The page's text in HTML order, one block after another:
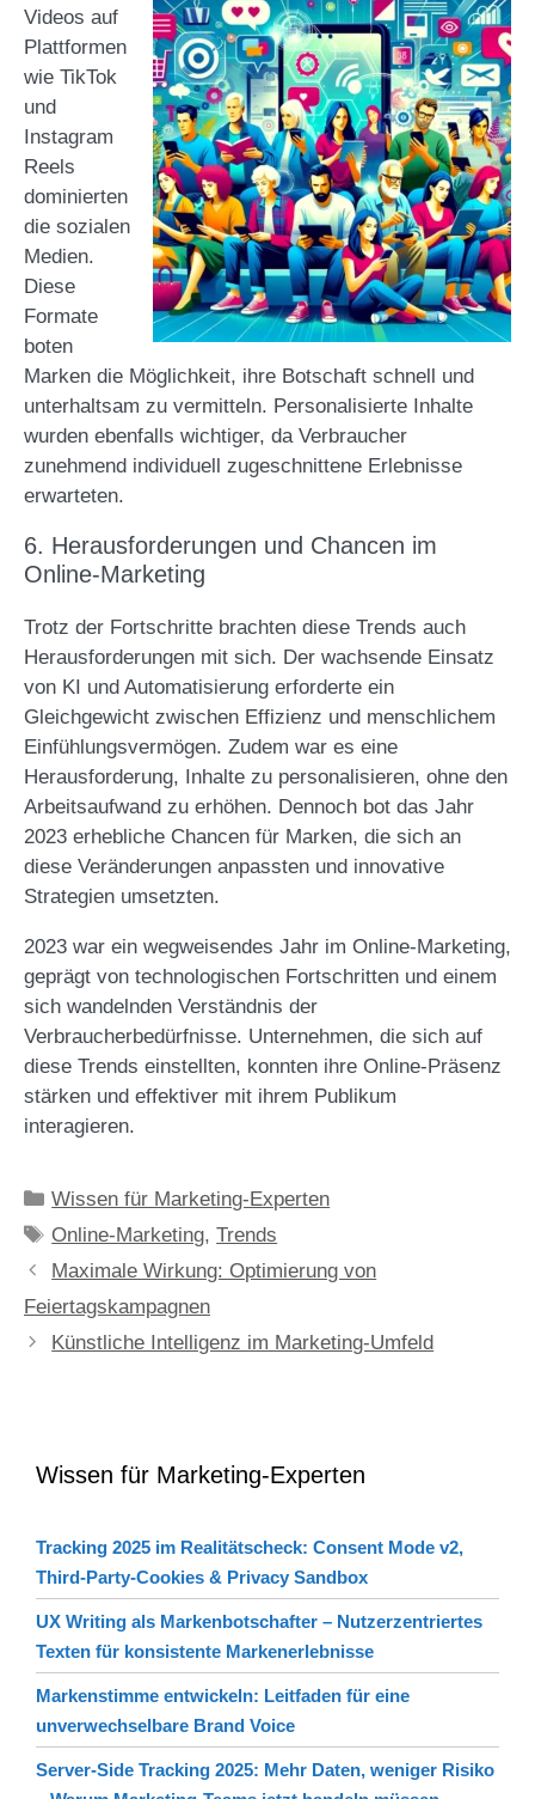
Videos auf
Plattformen
wie TikTok
und
Instagram
Reels
dominierten
die sozialen
Medien.
Diese
Formate
boten
Marken die Möglichkeit, ihre Botschaft schnell und
unterhaltsam zu vermitteln. Personalisierte Inhalte
wurden ebenfalls wichtiger, da Verbraucher
zunehmend individuell zugeschnittene Erlebnisse
erwarteten​​.
6. Herausforderungen und Chancen im
Online-Marketing
Trotz der Fortschritte brachten diese Trends auch
Herausforderungen mit sich. Der wachsende Einsatz
von KI und Automatisierung erforderte ein
Gleichgewicht zwischen Effizienz und menschlichem
Einfühlungsvermögen. Zudem war es eine
Herausforderung, Inhalte zu personalisieren, ohne den
Arbeitsaufwand zu erhöhen. Dennoch bot das Jahr
2023 erhebliche Chancen für Marken, die sich an
diese Veränderungen anpassten und innovative
Strategien umsetzten​.
2023 war ein wegweisendes Jahr im Online-Marketing,
geprägt von technologischen Fortschritten und einem
sich wandelnden Verständnis der
Verbraucherbedürfnisse. Unternehmen, die sich auf
diese Trends einstellten, konnten ihre Online-Präsenz
stärken und effektiver mit ihrem Publikum
interagieren.
Kategorien
Wissen für Marketing-Experten
Schlagwörter
Online-Marketing,Trends
Maximale Wirkung: Optimierung von
Feiertagskampagnen
Künstliche Intelligenz im Marketing-Umfeld
Wissen für Marketing-Experten
Tracking 2025 im Realitätscheck: Consent Mode v2,
Third-Party-Cookies & Privacy Sandbox
UX Writing als Markenbotschafter – Nutzerzentriertes
Texten für konsistente Markenerlebnisse
Markenstimme entwickeln: Leitfaden für eine
unverwechselbare Brand Voice
Server‑Side Tracking 2025: Mehr Daten, weniger Risiko